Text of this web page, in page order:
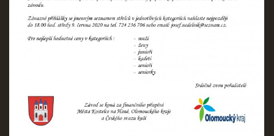
FOTOALBUM
© 2026 eStránky.cz |WebSlice |Tisk| Aktualizováno: 22. 7. 2026
Nahoru ↑